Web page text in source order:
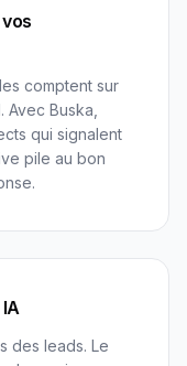
comptent sur
Buska,
qui signalent
pile au bon
des leads. Le